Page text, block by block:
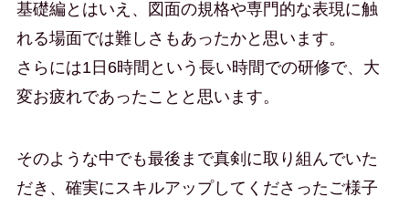
基礎編とはいえ、図面の規格や専門的な表現に触
れる場面では難しさもあったかと思います。
さらには1日6時間という長い時間での研修で、大
変お疲れであったことと思います。
そのような中でも最後まで真剣に取り組んでいた
だき、確実にスキルアップしてくださったご様子